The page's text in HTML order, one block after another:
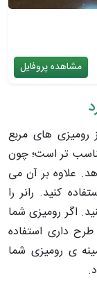
مشاهده پروفایل
رومیزی های مربع
تر است؛ چون
علاوه بر آن می
کنید. رانر را
اگر رومیزی شما
داری استفاده
ی رومیزی شما